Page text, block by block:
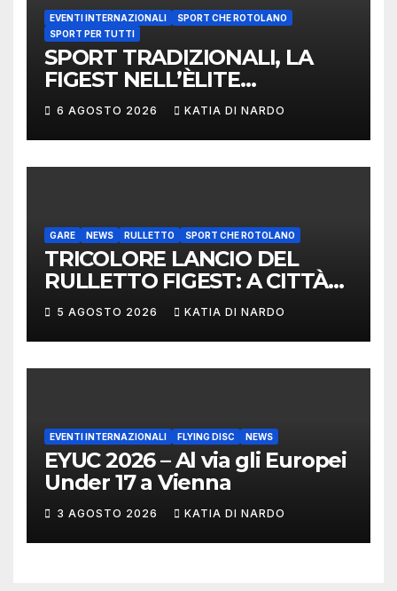
EVENTI INTERNAZIONALI
SPORT CHE ROTOLANO
SPORT PER TUTTI
SPORT TRADIZIONALI, LA
FIGEST NELL’ÈLITE
MONDIALE: LA
DELEGAZIONE ITALIANA
PROTAGONISTA AL
CONVEGNO TAFISA A
6 AGOSTO 2026 KATIA DI NARDO
GARE NEWS RULLETTO SPORT CHE ROTOLANO
TRICOLORE LANCIO DEL
RULLETTO FIGEST: A CITTÀ
DI CASTELLO VINCONO
MARCHIGIANI ED UMBRI
5 AGOSTO 2026 KATIA DI NARDO
EVENTI INTERNAZIONALI FLYING DISC NEWS
EYUC 2026 – Al via gli Europei
Under 17 a Vienna
3 AGOSTO 2026 KATIA DI NARDO